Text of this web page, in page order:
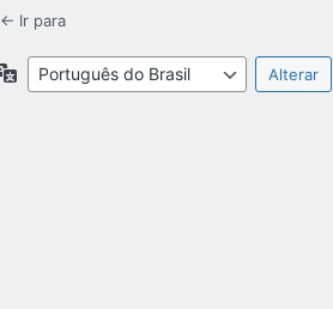
← Ir para
Idioma